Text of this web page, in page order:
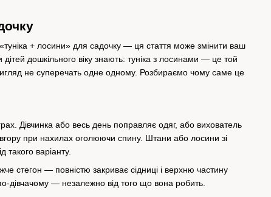
+ лосини» для садочку — ця стаття може змінити ваш
дошкільного віку знають: туніка з лосинами — це той
вигляд не суперечать одне одному. Розбираємо чому саме це
Дівчинка або весь день поправляє одяг, або вихователь
при нахилах оголюючи спину. Штани або лосини зі
варіанту.
стегон — повністю закриває сідниці і верхню частину
дівчачому — незалежно від того що вона робить.